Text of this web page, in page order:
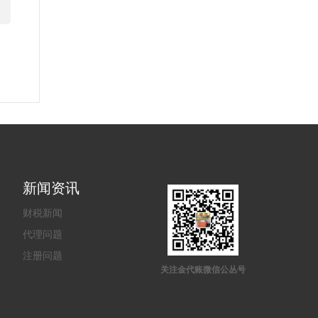
新闻资讯
财税新闻
代理问题
注册问题
关注金代账微信公丛号